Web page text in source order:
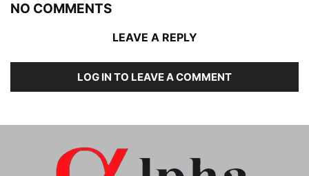
NO COMMENTS
LEAVE A REPLY
LOG IN TO LEAVE A COMMENT